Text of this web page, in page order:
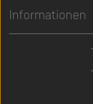
Informationen